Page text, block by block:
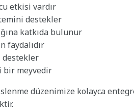
etkisi vardır
destekler
katkıda bulunur
faydalıdır
destekler
bir meyvedir
düzenimize kolayca